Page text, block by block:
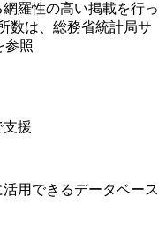
羅性の高い掲載を行っ
数は、総務省統計局サ
参照
援
用できるデータベース